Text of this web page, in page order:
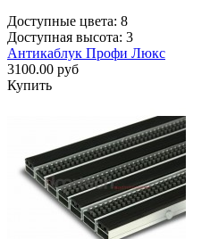
Доступные цвета: 8
Доступная высота: 3
Антикаблук Профи Люкс
3100.00 руб
Купить